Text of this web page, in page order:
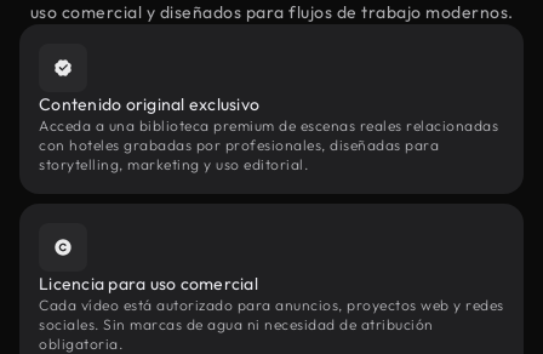
uso comercial y diseñados para flujos de trabajo modernos.
Contenido original exclusivo
Acceda a una biblioteca premium de escenas reales relacionadas
con hoteles grabadas por profesionales, diseñadas para
storytelling, marketing y uso editorial.
Licencia para uso comercial
Cada vídeo está autorizado para anuncios, proyectos web y redes
sociales. Sin marcas de agua ni necesidad de atribución
obligatoria.